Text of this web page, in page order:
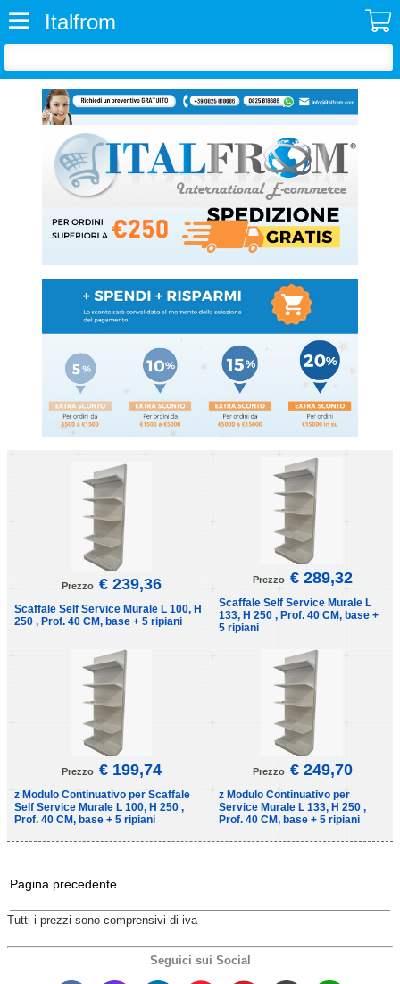
Italfrom
Prezzo € 239,36
Scaffale Self Service Murale L 100, H
250 , Prof. 40 CM, base + 5 ripiani
Prezzo € 289,32
Scaffale Self Service Murale L
133, H 250 , Prof. 40 CM, base +
5 ripiani
Prezzo € 199,74
z Modulo Continuativo per Scaffale
Self Service Murale L 100, H 250 ,
Prof. 40 CM, base + 5 ripiani
Prezzo € 249,70
z Modulo Continuativo per
Service Murale L 133, H 250 ,
Prof. 40 CM, base + 5 ripiani
Pagina precedente
Tutti i prezzi sono comprensivi di iva
Seguici sui Social